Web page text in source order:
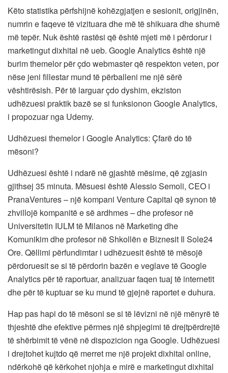
Këto statistika përfshijnë kohëzgjatjen e sesionit, origjinën,
numrin e faqeve të vizituara dhe më të shikuara dhe shumë
më tepër. Nuk është rastësi që është mjeti më i përdorur i
marketingut dixhital në ueb. Google Analytics është një
burim themelor për çdo webmaster që respekton veten, por
nëse jeni fillestar mund të përballeni me një sërë
vështirësish. Për të larguar çdo dyshim, ekziston
udhëzuesi praktik bazë se si funksionon Google Analytics,
i propozuar nga Udemy.
Udhëzuesi themelor i Google Analytics: Çfarë do të
mësoni?
Udhëzuesi është i ndarë në gjashtë mësime, që zgjasin
gjithsej 35 minuta. Mësuesi është Alessio Semoli, CEO i
PranaVentures – një kompani Venture Capital që synon të
zhvillojë kompanitë e së ardhmes – dhe profesor në
Universitetin IULM të Milanos në Marketing dhe
Komunikim dhe profesor në Shkollën e Biznesit Il Sole24
Ore. Qëllimi përfundimtar i udhëzuesit është të mësojë
përdoruesit se si të përdorin bazën e veglave të Google
Analytics për të raportuar, analizuar faqen tuaj të internetit
dhe për të kuptuar se ku mund të gjejnë raportet e duhura.
Hap pas hapi do të mësoni se si të lëvizni në një mënyrë të
thjeshtë dhe efektive përmes një shpjegimi të drejtpërdrejtë
të shërbimit të vënë në dispozicion nga Google. Udhëzuesi
i drejtohet kujtdo që merret me një projekt dixhital online,
ndërkohë që kërkohet njohja e mirë e marketingut dixhital